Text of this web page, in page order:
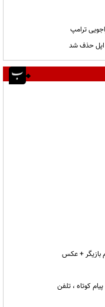
ترامپ
اپل حذف شد
بازیگر + عکس
کوتاه ، تلفن